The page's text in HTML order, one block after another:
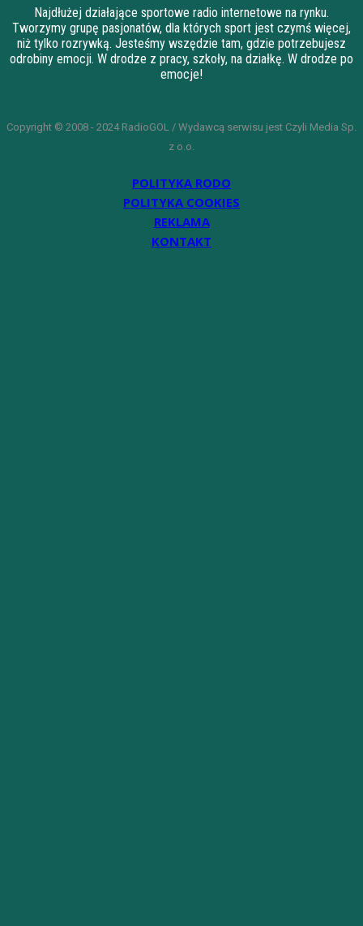
Najdłużej działające sportowe radio internetowe na rynku.
Tworzymy grupę pasjonatów, dla których sport jest czymś więcej,
niż tylko rozrywką. Jesteśmy wszędzie tam, gdzie potrzebujesz
odrobiny emocji. W drodze z pracy, szkoły, na działkę. W drodze po
emocje!
Copyright © 2008 - 2024 RadioGOL / Wydawcą serwisu jest Czyli Media Sp.
z o.o.
POLITYKA RODO
POLITYKA COOKIES
REKLAMA
KONTAKT